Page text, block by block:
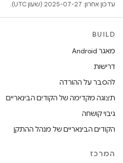
עדכון אחרון: 2025-07-27 (שעון UTC).
BUILD
מאגר Android
דרישות
להסבר על ההורדה
תצוגה מקדימה של הקודים הבינאריים
גיבוי קושחה
הקודים הבינאריים של מנהל ההתקן
המרכז